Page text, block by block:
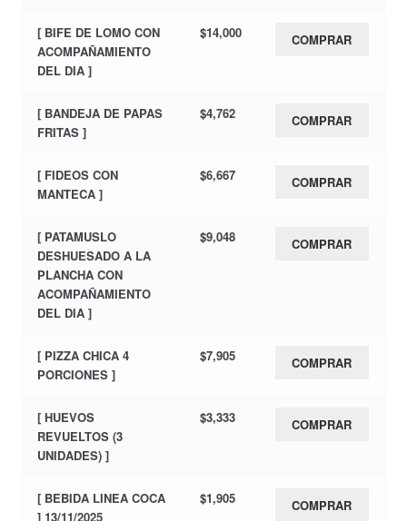
[ BIFE DE LOMO CON
ACOMPAÑAMIENTO
DEL DIA ]
$14,000 COMPRAR
[ BANDEJA DE PAPAS
FRITAS ]
$4,762 COMPRAR
[ FIDEOS CON
MANTECA ]
$6,667 COMPRAR
[ PATAMUSLO
DESHUESADO A LA
PLANCHA CON
ACOMPAÑAMIENTO
DEL DIA ]
$9,048 COMPRAR
[ PIZZA CHICA 4
PORCIONES ]
$7,905 COMPRAR
[ HUEVOS
REVUELTOS (3
UNIDADES) ]
$3,333 COMPRAR
[ BEBIDA LINEA COCA
] 13/11/2025
$1,905 COMPRAR